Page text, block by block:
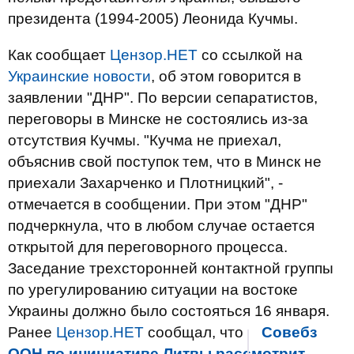
президента (1994-2005) Леонида Кучмы.
Как сообщает Цензор.НЕТ со ссылкой на
Украинские новости, об этом говорится в
заявлении "ДНР". По версии сепаратистов,
переговоры в Минске не состоялись из-за
отсутствия Кучмы. "Кучма не приехал,
объяснив свой поступок тем, что в Минск не
приехали Захарченко и Плотницкий", -
отмечается в сообщении. При этом "ДНР"
подчеркнула, что в любом случае остается
открытой для переговорного процесса.
Заседание трехсторонней контактной группы
по урегулированию ситуации на востоке
Украины должно было состояться 16 января.
Ранее Цензор.НЕТ сообщал, что
Совебз